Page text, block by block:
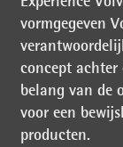
vormgegeven
concept achter
belang van de
voor een
producten.